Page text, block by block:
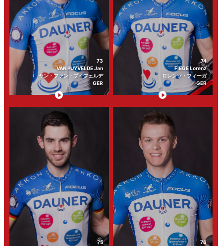
73
VAN PUYVELDE Jan
ヤン・ファン・プイフェルデ
GER
74
FIEGE Lorenz
ロレンツ・フィーガ
GER
75
76